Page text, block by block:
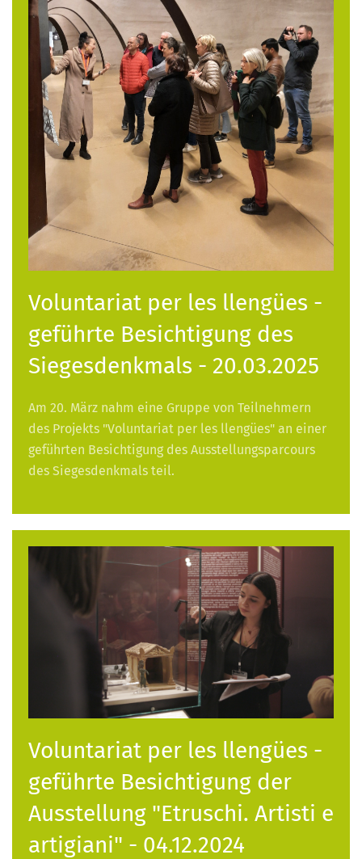
Voluntariat per les llengües -
geführte Besichtigung des
Siegesdenkmals - 20.03.2025
Am 20. März nahm eine Gruppe von Teilnehmern
des Projekts "Voluntariat per les llengües" an einer
geführten Besichtigung des Ausstellungsparcours
des Siegesdenkmals teil.
Voluntariat per les llengües -
geführte Besichtigung der
Ausstellung "Etruschi. Artisti e
artigiani" - 04.12.2024